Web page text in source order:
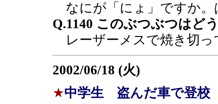
なにが「にょ」ですか。
Q.1140 このぶつぶつはど
レーザーメスで焼き切っ
2002/06/18 (火)
★中学生 盗んだ車で登校